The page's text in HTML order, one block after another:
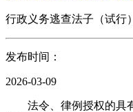
行政义务逃查法子（试行
发布时间：
2026-03-09
法令、律例授权的具有